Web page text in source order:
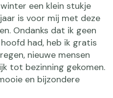
een klein stukje
is voor mij met deze
Ondanks dat ik geen
had, heb ik gratis
nieuwe mensen
tot bezinning gekomen.
en bijzondere